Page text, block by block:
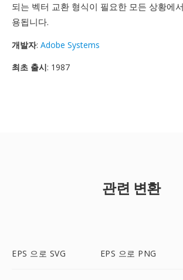
되는 벡터 교환 형식이 필요한 모든 상황에
용됩니다.
개발자: Adobe Systems
최초 출시: 1987
관련 변환
EPS 으로 SVG EPS 으로 PNG